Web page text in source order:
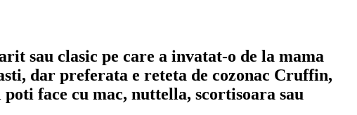
sau clasic pe care a invatat-o de la mama
dar preferata e reteta de cozonac Cruffin,
face cu mac, nuttella, scortisoara sau